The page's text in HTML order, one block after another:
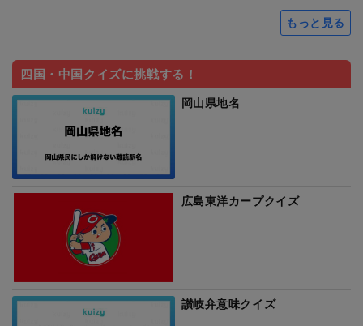
もっと見る
四国・中国クイズに挑戦する！
岡山県地名
広島東洋カープクイズ
讃岐弁意味クイズ